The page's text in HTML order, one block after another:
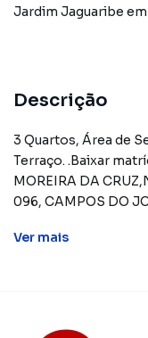
Jardim Jaguaribe
Descrição
3 Quartos, Área de Serviço, 2 Wc, Sala, Lavabo, Cozinha,
Terraço. .Baixar
MOREIRA DA CRUZ,N. 2700 CS 26,
096, CAMPOS DO
utilização de FGTS.
Ver mais